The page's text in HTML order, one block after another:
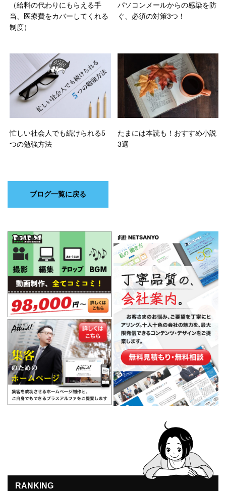
（給料の代わりにもらえる手
当、医療費をカバーしてくれる
制度）
パソコンメールからの感染を防
ぐ、必須の対策3つ！
忙しい社会人でも続けられる5
つの勉強方法
たまには本読も！おすすめ小説
3選
ブログ一覧に戻る
RANKING